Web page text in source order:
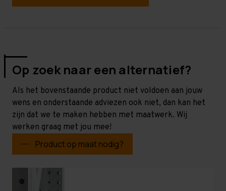
Op zoek naar een alternatief?
Als het bovenstaande product niet voldoen aan jouw
wens en onderstaande adviezen ook niet, dan kan het
zijn dat we te maken hebben met maatwerk. Wij
werken graag met jou mee!
Product op maat nodig?